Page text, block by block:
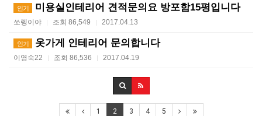
인기 미용실인테리어 견적문의요 방포함15평입니다
쏘렝이야 | 조회 86,549 | 2017.04.13
인기 옷가게 인테리어 문의합니다
이영숙22 | 조회 86,536 | 2017.04.19
1 2 3 4 5